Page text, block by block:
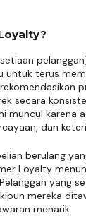
untuk terus
secara
muncul karena
dan
berulang
Loyalty
yang
mereka
menarik.